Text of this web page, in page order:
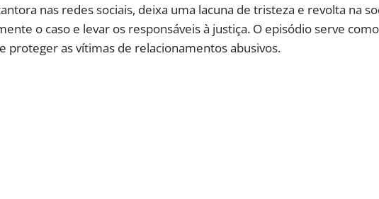
nas redes sociais, deixa uma lacuna de tristeza e revolta na
o caso e levar os responsáveis à justiça. O episódio serve
as vítimas de relacionamentos abusivos.